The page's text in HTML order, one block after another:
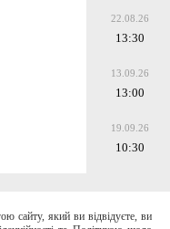
22.08.26
13:30
13.09.26
13:00
19.09.26
10:30
сайту, який ви відвідуєте, ви